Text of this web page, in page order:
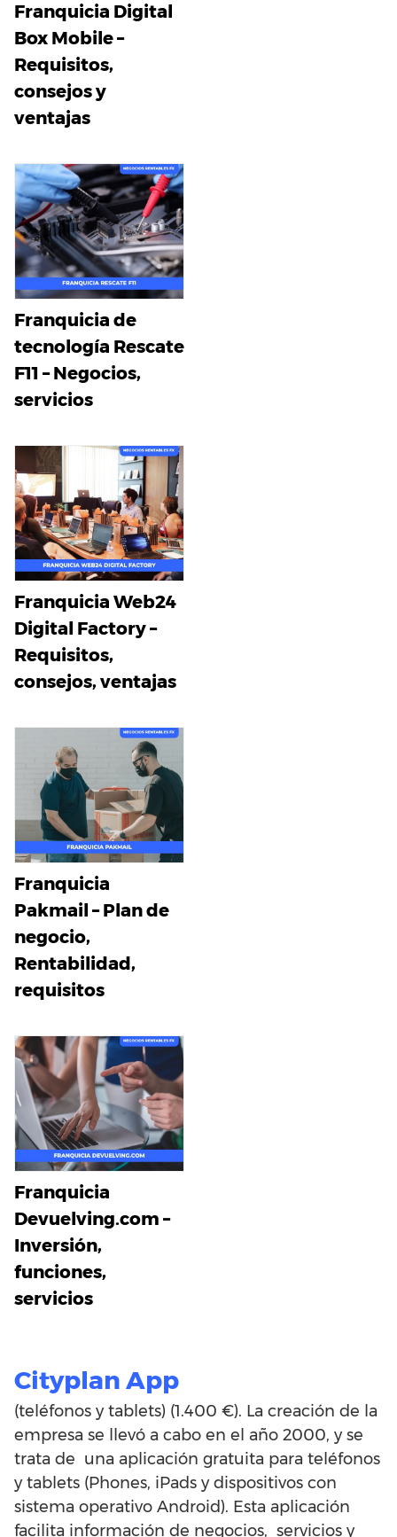
Franquicia Digital
Box Mobile –
Requisitos,
consejos y
ventajas
Franquicia de
tecnología Rescate
F11 – Negocios,
servicios
Franquicia Web24
Digital Factory –
Requisitos,
consejos, ventajas
Franquicia
Pakmail – Plan de
negocio,
Rentabilidad,
requisitos
Franquicia
Devuelving.com –
Inversión,
funciones,
servicios
Cityplan App
(teléfonos y tablets) (1.400 €). La creación de la
empresa se llevó a cabo en el año 2000, y se
trata de una aplicación gratuita para teléfonos
y tablets (Phones, iPads y dispositivos con
sistema operativo Android). Esta aplicación
facilita información de negocios, servicios y